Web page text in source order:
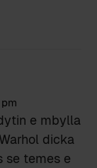
e mbylla
dicka
se temes e